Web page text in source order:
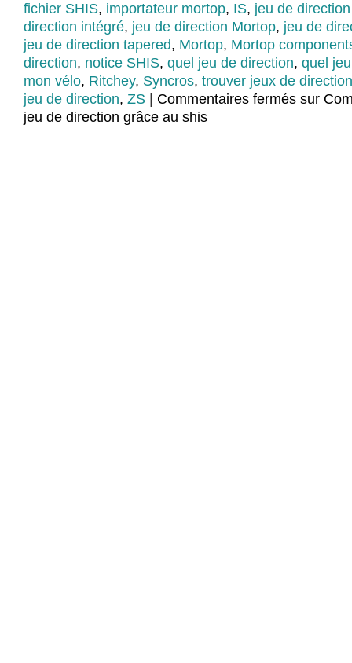
fichier SHIS, importateur mortop, IS, jeu de
direction intégré, jeu de direction Mortop, jeu de
jeu de direction tapered, Mortop, Mortop
direction, notice SHIS, quel jeu de direction, quel
mon vélo, Ritchey, Syncros, trouver jeux de
jeu de direction, ZS Commentaires fermés sur
jeu de direction grâce au shis